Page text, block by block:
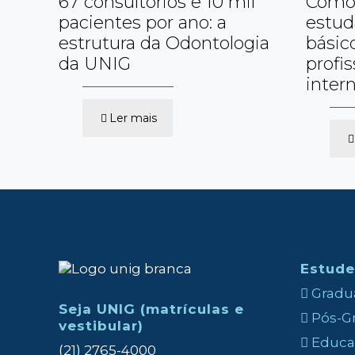
pacientes por ano: a
estrutura da Odontologia
da UNIG
Ler mais-
pacientes
Odontologia
Seja UNIG (matrículas e
vestibular)
(21) 2765-4000
Pós-